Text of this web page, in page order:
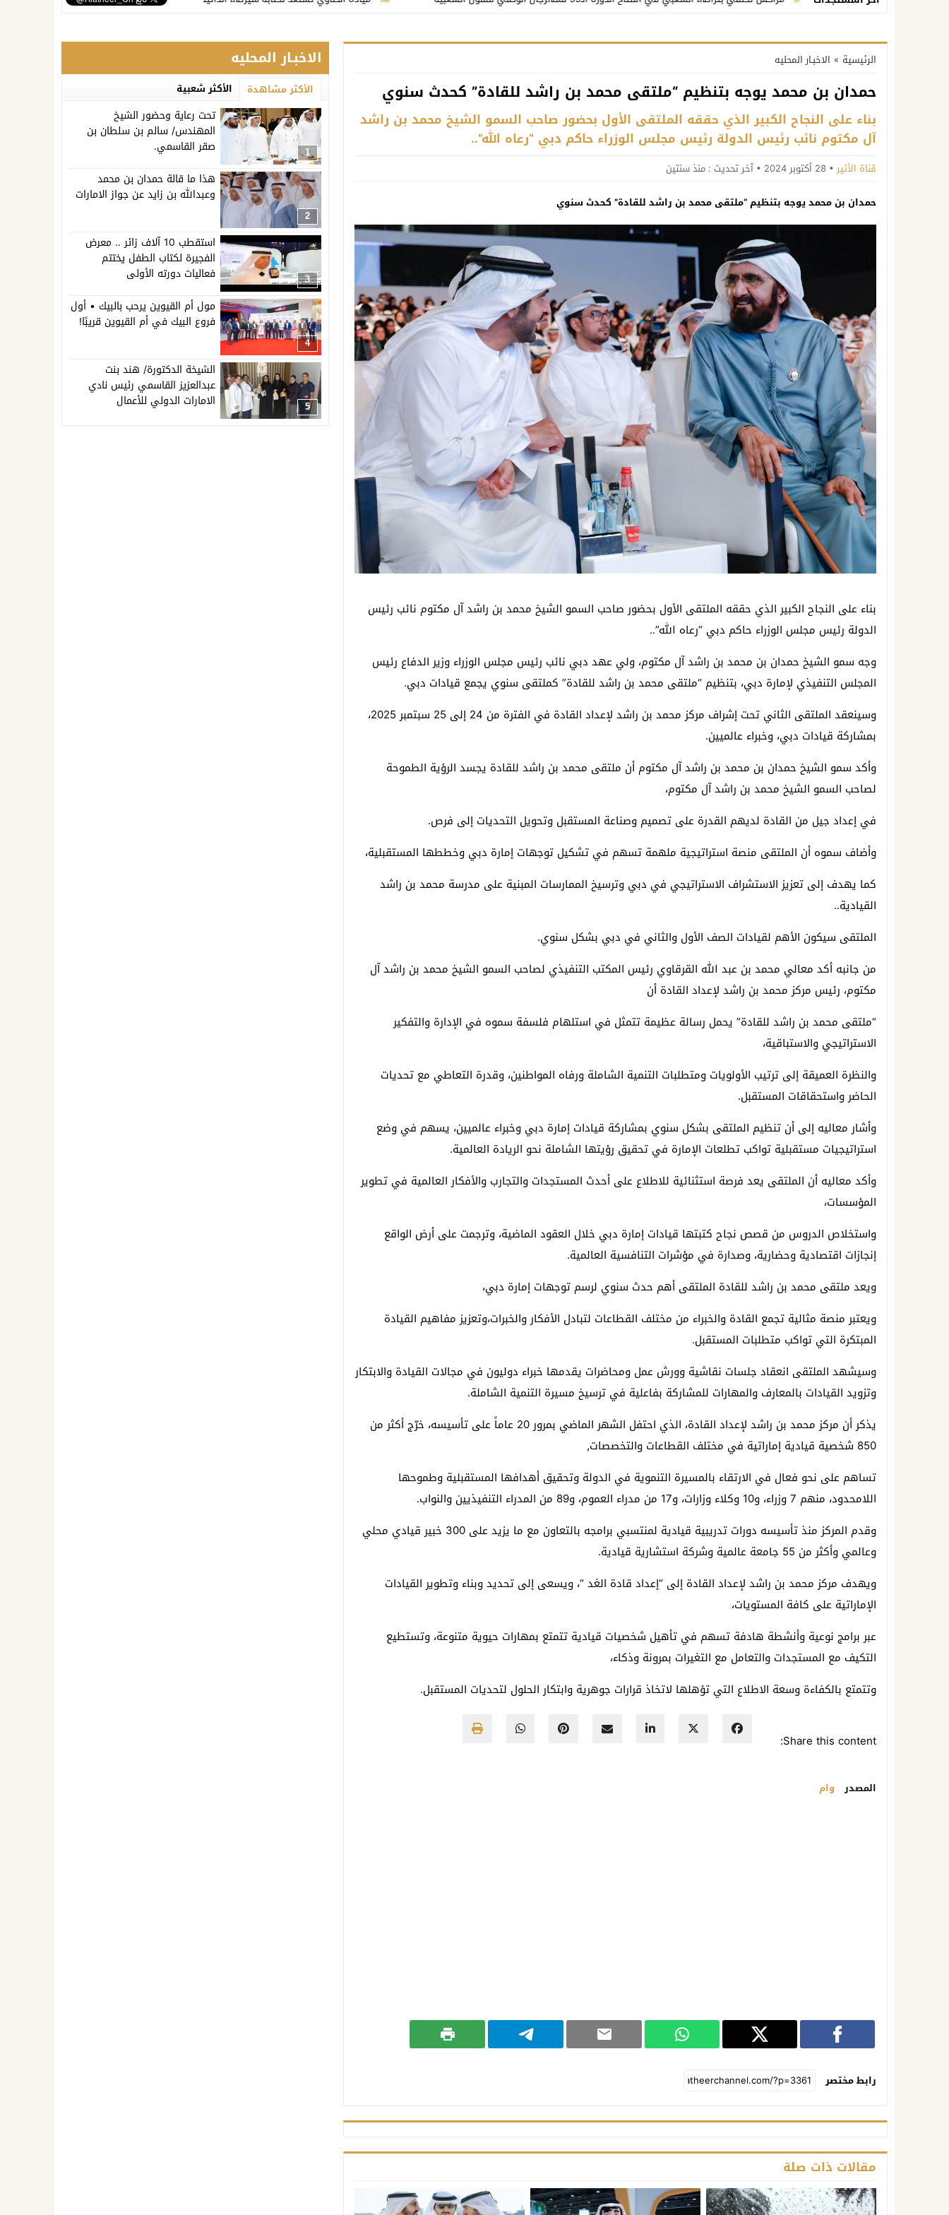
الرئيسية » الاخبـار المحليه
حمدان بن محمد يوجه بتنظيم “ملتقى محمد بن راشد للقادة” كحدث سنوي
بناء على النجاح الكبير الذي حققه الملتقى الأول بحضور صاحب السمو الشيخ محمد بن راشد
آل مكتوم نائب رئيس الدولة رئيس مجلس الوزراء حاكم دبي “رعاه الله”..
قناة الأثير 28 أكتوبر 2024 آخر تحديث : منذ سنتين
حمدان بن محمد يوجه بتنظيم “ملتقى محمد بن راشد للقادة” كحدث سنوي
بناء على النجاح الكبير الذي حققه الملتقى الأول بحضور صاحب السمو الشيخ محمد بن راشد آل مكتوم نائب رئيس
الدولة رئيس مجلس الوزراء حاكم دبي “رعاه الله”..
وجه سمو الشيخ حمدان بن محمد بن راشد آل مكتوم، ولي عهد دبي نائب رئيس مجلس الوزراء وزير الدفاع رئيس
المجلس التنفيذي لإمارة دبي، بتنظيم “ملتقى محمد بن راشد للقادة” كملتقى سنوي يجمع قيادات دبي.
وسينعقد الملتقى الثاني تحت إشراف مركز محمد بن راشد لإعداد القادة في الفترة من 24 إلى 25 سبتمبر 2025،
بمشاركة قيادات دبي، وخبراء عالميين.
وأكد سمو الشيخ حمدان بن محمد بن راشد آل مكتوم أن ملتقى محمد بن راشد للقادة يجسد الرؤية الطموحة
لصاحب السمو الشيخ محمد بن راشد آل مكتوم،
في إعداد جيل من القادة لديهم القدرة على تصميم وصناعة المستقبل وتحويل التحديات إلى فرص.
وأضاف سموه أن الملتقى منصة استراتيجية ملهمة تسهم في تشكيل توجهات إمارة دبي وخططها المستقبلية،
كما يهدف إلى تعزيز الاستشراف الاستراتيجي في دبي وترسيخ الممارسات المبنية على مدرسة محمد بن راشد
القيادية..
الملتقى سيكون الأهم لقيادات الصف الأول والثاني في دبي بشكل سنوي.
من جانبه أكد معالي محمد بن عبد الله القرقاوي رئيس المكتب التنفيذي لصاحب السمو الشيخ محمد بن راشد آل
مكتوم، رئيس مركز محمد بن راشد لإعداد القادة أن
“ملتقى محمد بن راشد للقادة” يحمل رسالة عظيمة تتمثل في استلهام فلسفة سموه في الإدارة والتفكير
الاستراتيجي والاستباقية،
والنظرة العميقة إلى ترتيب الأولويات ومتطلبات التنمية الشاملة ورفاه المواطنين، وقدرة التعاطي مع تحديات
الحاضر واستحقاقات المستقبل.
وأشار معاليه إلى أن تنظيم الملتقى بشكل سنوي بمشاركة قيادات إمارة دبي وخبراء عالميين، يسهم في وضع
استراتيجيات مستقبلية تواكب تطلعات الإمارة في تحقيق رؤيتها الشاملة نحو الريادة العالمية.
وأكد معاليه أن الملتقى يعد فرصة استثنائية للاطلاع على أحدث المستجدات والتجارب والأفكار العالمية في تطوير
المؤسسات،
واستخلاص الدروس من قصص نجاح كتبتها قيادات إمارة دبي خلال العقود الماضية، وترجمت على أرض الواقع
إنجازات اقتصادية وحضارية، وصدارة في مؤشرات التنافسية العالمية.
ويعد ملتقى محمد بن راشد للقادة الملتقى أهم حدث سنوي لرسم توجهات إمارة دبي،
ويعتبر منصة مثالية تجمع القادة والخبراء من مختلف القطاعات لتبادل الأفكار والخبرات،وتعزيز مفاهيم القيادة
المبتكرة التي تواكب متطلبات المستقبل.
وسيشهد الملتقى انعقاد جلسات نقاشية وورش عمل ومحاضرات يقدمها خبراء دوليون في مجالات القيادة والابتكار
وتزويد القيادات بالمعارف والمهارات للمشاركة بفاعلية في ترسيخ مسيرة التنمية الشاملة.
يذكر أن مركز محمد بن راشد لإعداد القادة، الذي احتفل الشهر الماضي بمرور 20 عاماً على تأسيسه، خرّج أكثر من
850 شخصية قيادية إماراتية في مختلف القطاعات والتخصصات,
تساهم على نحو فعال في الارتقاء بالمسيرة التنموية في الدولة وتحقيق أهدافها المستقبلية وطموحها
اللامحدود، منهم 7 وزراء، و10 وكلاء وزارات، و17 من مدراء العموم، و89 من المدراء التنفيذيين والنواب.
وقدم المركز منذ تأسيسه دورات تدريبية قيادية لمنتسبي برامجه بالتعاون مع ما يزيد على 300 خبير قيادي محلي
وعالمي وأكثر من 55 جامعة عالمية وشركة استشارية قيادية.
ويهدف مركز محمد بن راشد لإعداد القادة إلى “إعداد قادة الغد “، ويسعى إلى تحديد وبناء وتطوير القيادات
الإماراتية على كافة المستويات،
عبر برامج نوعية وأنشطة هادفة تسهم في تأهيل شخصيات قيادية تتمتع بمهارات حيوية متنوعة، وتستطيع
التكيف مع المستجدات والتعامل مع التغيرات بمرونة وذكاء،
وتتمتع بالكفاءة وسعة الاطلاع التي تؤهلها لاتخاذ قرارات جوهرية وابتكار الحلول لتحديات المستقبل.
Share this content:
المصدر وام
رابط مختصر
مقالات ذات صلة
الاخبـار المحليه
الأكثر مشاهدة الأكثر شعبية
1
تحت رعاية وحضور الشيخ
المهندس/ سالم بن سلطان بن
صقر القاسمي.
2
هذا ما قالة حمدان بن محمد
وعبدالله بن زايد عن جواز الامارات
3
استقطب 10 آلاف زائر .. معرض
الفجيرة لكتاب الطفل يختتم
فعاليات دورته الأولى
4
مول أم القيوين يرحب بالبيك • أول
فروع البيك في أم القيوين قريبًا!
5
الشيخة الدكتورة/ هند بنت
عبدالعزيز القاسمي رئيس نادي
الامارات الدولي للأعمال